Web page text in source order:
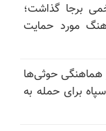
حوثی‌ها به نجران ۱۱ زخمی برجا گذاشت؛
مورد حمایت
هماهنگی حوثی‌ها
برای حمله به